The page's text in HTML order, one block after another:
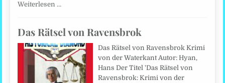
Weiterlesen …
Das Rätsel von Ravensbrok
Das Rätsel von Ravensbrok Krimi
von der Waterkant Autor: Hyan,
Hans Der Titel 'Das Rätsel von
Ravensbrok: Krimi von der